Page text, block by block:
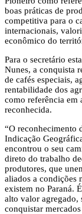
boas práticas de
competitiva para o
internacionais,
econômico do
Para o secretário
Nunes, a conquista
de cafés especiais,
rentabilidade dos
como referência em
reconhecida.
“O reconhecimento
Indicação
encontrou o seu
direto do trabalho
produtores, que
aliados a condições
existem no Paraná.
alto valor agregado,
conquistar